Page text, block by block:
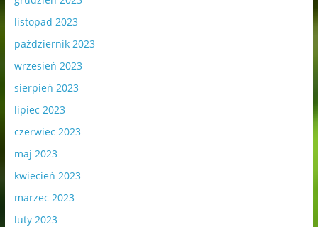
listopad 2023
październik 2023
wrzesień 2023
sierpień 2023
lipiec 2023
czerwiec 2023
maj 2023
kwiecień 2023
marzec 2023
luty 2023